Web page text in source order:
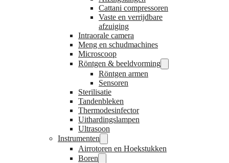
Cattani compressoren
Vaste en verrijdbare
afzuiging
Intraorale camera
Meng en schudmachines
Microscoop
Röntgen & beeldvorming
Röntgen armen
Sensoren
Sterilisatie
Tandenbleken
Thermodesinfector
Uithardingslampen
Ultrasoon
Instrumenten
Airrotoren en Hoekstukken
Boren